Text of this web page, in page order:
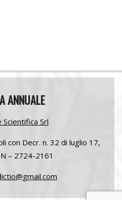
ANNUALE
Scientifica Srl
con Decr. n. 32 di luglio 17,
– 2724-2161